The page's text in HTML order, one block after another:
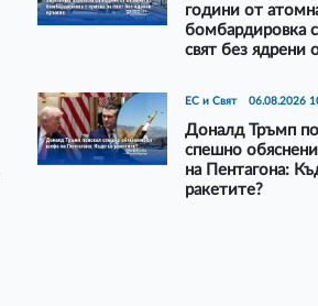
години от
бомбардировка
свят без ядрени
ЕС и Свят 06.08.2026
Доналд Тръмп
спешно
на Пентагона:
ракетите?